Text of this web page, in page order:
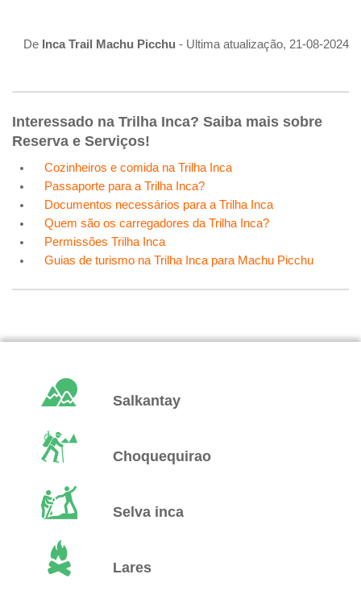
De Inca Trail Machu Picchu - Ultima atualização, 21-08-2024
Interessado na Trilha Inca? Saiba mais sobre
Reserva e Serviços!
Cozinheiros e comida na Trilha Inca
Passaporte para a Trilha Inca?
Documentos necessários para a Trilha Inca
Quem são os carregadores da Trilha Inca?
Permissões Trilha Inca
Guias de turismo na Trilha Inca para Machu Picchu
Salkantay
Choquequirao
Selva inca
Lares